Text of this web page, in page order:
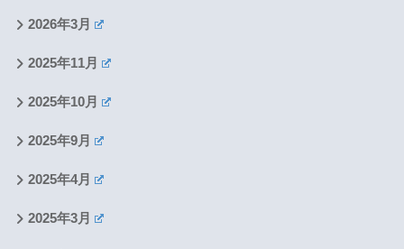
2026年3月
2025年11月
2025年10月
2025年9月
2025年4月
2025年3月